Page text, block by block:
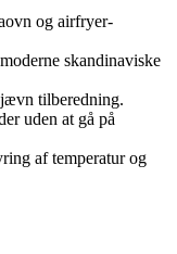
og airfryer-
skandinaviske
tilberedning.
uden at gå på
af temperatur og